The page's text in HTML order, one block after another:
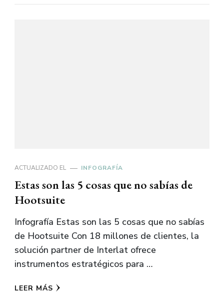
ACTUALIZADO EL INFOGRAFÍA
Estas son las 5 cosas que no sabías de
Hootsuite
Infografía Estas son las 5 cosas que no sabías
de Hootsuite Con 18 millones de clientes, la
solución partner de Interlat ofrece
instrumentos estratégicos para …
LEER MÁS